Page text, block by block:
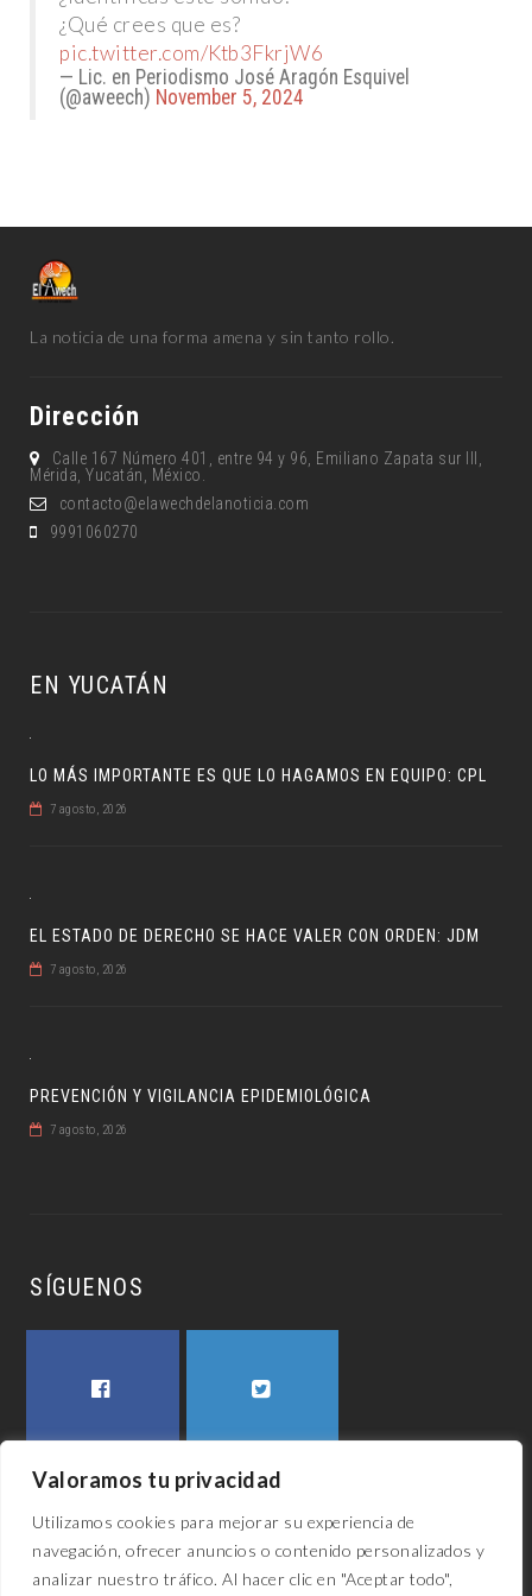
Valoramos tu privacidad
Utilizamos cookies para mejorar su experiencia de
navegación, ofrecer anuncios o contenido personalizados y
analizar nuestro tráfico. Al hacer clic en "Aceptar todo",
¿Qué crees que es?
pic.twitter.com/Ktb3FkrjW6
— Lic. en Periodismo José Aragón Esquivel
(@aweech) November 5, 2024
La noticia de una forma amena y sin tanto rollo.
Dirección
Calle 167 Número 401, entre 94 y 96, Emiliano Zapata sur lll,
Mérida, Yucatán, México.
contacto@elawechdelanoticia.com
9991060270
EN YUCATÁN
LO MÁS IMPORTANTE ES QUE LO HAGAMOS EN EQUIPO: CPL
7 agosto, 2026
EL ESTADO DE DERECHO SE HACE VALER CON ORDEN: JDM
7 agosto, 2026
PREVENCIÓN Y VIGILANCIA EPIDEMIOLÓGICA
7 agosto, 2026
SÍGUENOS